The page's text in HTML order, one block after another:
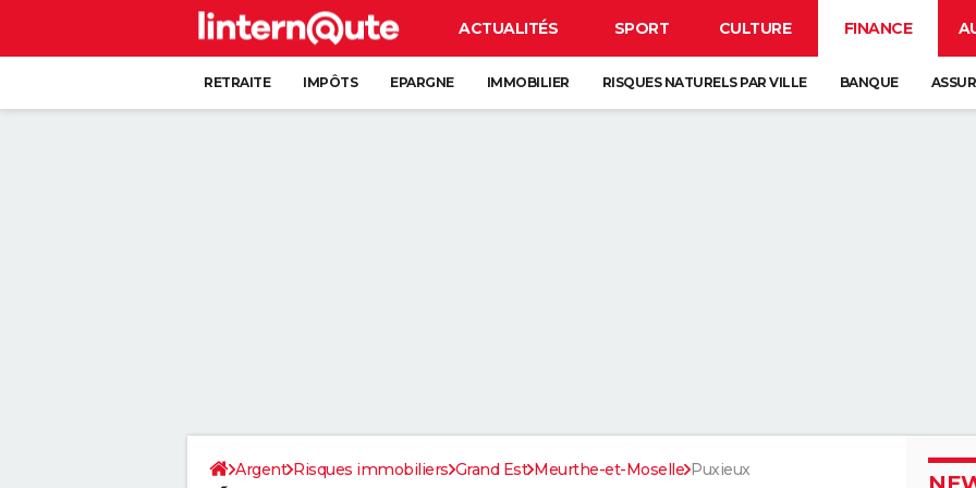
ACTUALITÉS SPORT CULTURE FINANCE
RETRAITE IMPÔTS EPARGNE IMMOBILIER RISQUES NATURELS PAR VILLE BANQUE
Argent Risques immobiliers Grand Est Meurthe-et-Moselle Puxieux